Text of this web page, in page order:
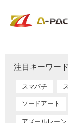
注目キーワード
スマパチ
ソードアート
アズールレーン